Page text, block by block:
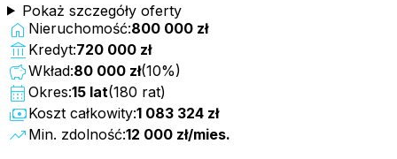
Pokaż szczegóły oferty
home Nieruchomość:800 000 zł
account_balance Kredyt:720 000 zł
savingsWkład:80 000 zł(10%)
calendar_month Okres:15 lat(180 rat)
paymentsKoszt całkowity:1 083 324 zł
trending_up Min. zdolność:12 000 zł/mies.